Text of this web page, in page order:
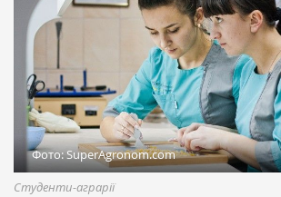
Фото: SuperAgronom.com
Студенти-аграрії